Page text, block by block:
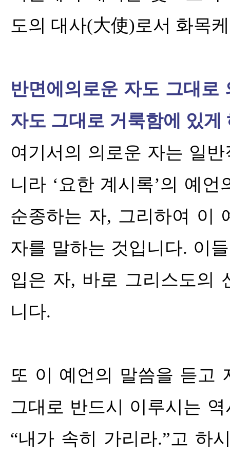
도의 대사(大使)로서 화목
반면에 의로운 자도 그대로
자도 그대로 거룩함에 있게
여기서의 의로운 자는 일
니라 ‘요한 계시록’의 예언
순종하는 자, 그리하여 이
자를 말하는 것입니다. 이
입은 자, 바로 그리스도의
니다.
또 이 예언의 말씀을 듣고
그대로 반드시 이루시는
“내가 속히 가리라.”고 하